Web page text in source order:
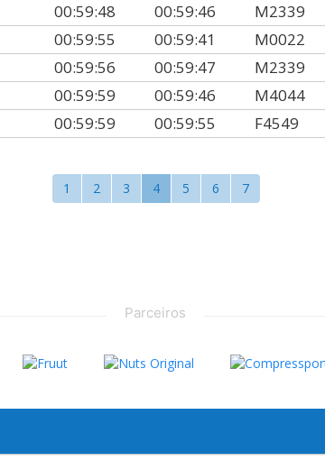
00:59:48 00:59:46 M2339
00:59:55 00:59:41 M0022
00:59:56 00:59:47 M2339
00:59:59 00:59:46 M4044
00:59:59 00:59:55 F4549
1 2 3 4 5 6 7
Parceiros